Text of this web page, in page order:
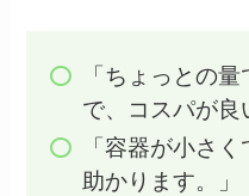
「ちょっとの
で、コスパが良
「容器が小さ
助かります。」